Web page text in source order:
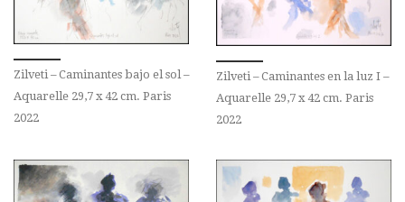
Zilveti – Caminantes bajo el sol –
Aquarelle 29,7 x 42 cm. Paris
2022
Zilveti – Caminantes en la luz I –
Aquarelle 29,7 x 42 cm. Paris
2022